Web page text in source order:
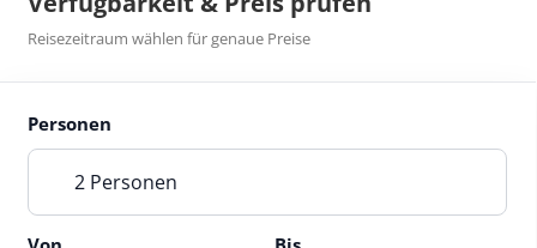
Reisezeitraum wählen für genaue Preise
Personen
2 Personen